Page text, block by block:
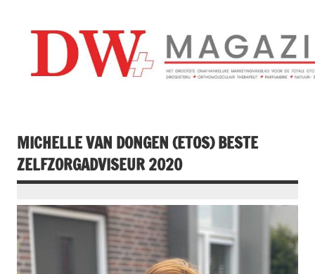
inhoud
MICHELLE VAN DONGEN (ETOS) BESTE
ZELFZORGADVISEUR 2020